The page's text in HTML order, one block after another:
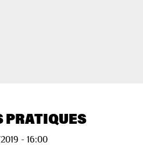
PRATIQUES
-16:00